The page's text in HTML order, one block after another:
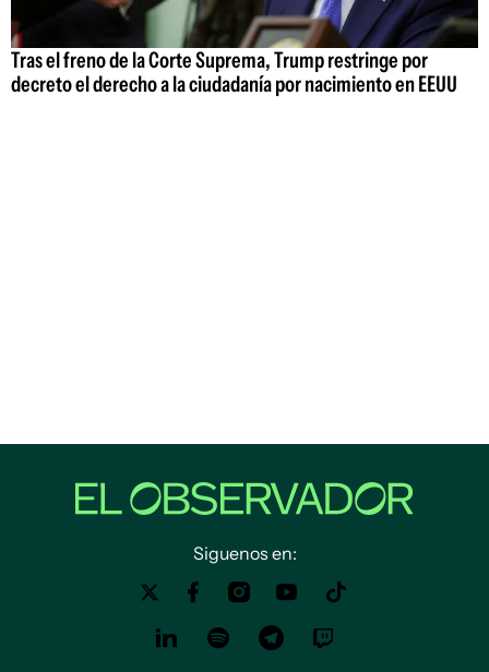
Tras el freno de la Corte Suprema, Trump restringe por
decreto el derecho a la ciudadanía por nacimiento en EEUU
Siguenos en: